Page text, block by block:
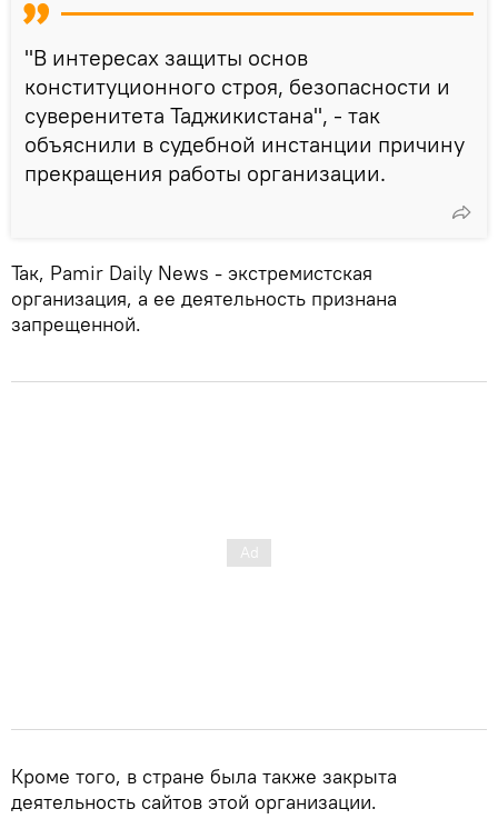
"В интересах защиты основ
конституционного строя, безопасности и
суверенитета Таджикистана", - так
объяснили в судебной инстанции причину
прекращения работы организации.
Так, Pamir Daily News - экстремистская
организация, а ее деятельность признана
запрещенной.
Кроме того, в стране была также закрыта
деятельность сайтов этой организации.